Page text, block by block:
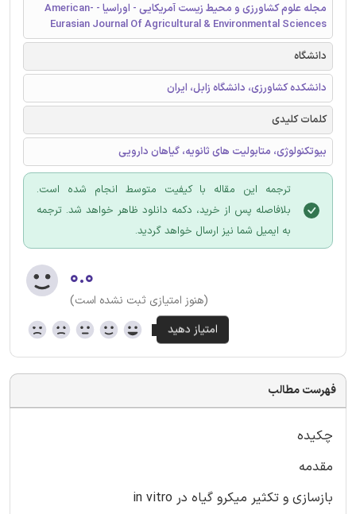
مجله علوم کشاورزی و محیط زیست آمریکایی - اوراسیا - American-
Eurasian Journal Of Agricultural & Environmental Sciences
دانشگاه
دانشکده کشاورزی، دانشگاه زابل، ایران
کلمات کلیدی
بیوتکنولوژی، متابولیت های ثانویه، گیاهان دارویی
ترجمه این مقاله با کیفیت متوسط انجام شده است.
بلافاصله پس از خرید، دکمه دانلود ظاهر خواهد شد. ترجمه
به ایمیل شما نیز ارسال خواهد گردید.
۰.۰
(هنوز امتیازی ثبت نشده است)
فهرست مطالب
چکیده
مقدمه
بازسازی و تکثیر میکرو گیاه در in vitro